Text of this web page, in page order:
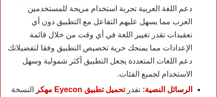
دعم اللغة العربية تجربة استخدام مريحة للمستخدمين
العرب مما يسهل عليهم التفاعل مع التطبيق دون أي
تعقيدات تقدر تغيير اللغة في أي وقت من خلال قائمة
الإعدادات مما يمنحك حرية تخصيص التطبيق وفقا لتفضيلاتك
دعم اللغات المتعددة يجعل التطبيق أكثر شمولية وسهل
الاستخدام لجميع الفئات.
الرسائل النصية: تقدرتحميل تطبيق Eyecon مهكر
النسخة